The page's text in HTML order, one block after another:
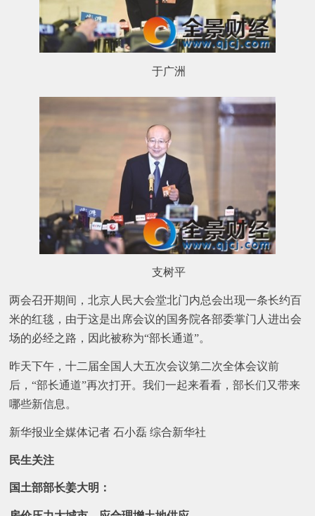
于广洲
支树平
两会召开期间，北京人民大会堂北门内总会出现一条长约百
米的红毯，由于这是出席会议的国务院各部委掌门人进出会
场的必经之路，因此被称为“部长通道”。
昨天下午，十二届全国人大五次会议第二次全体会议前
后，“部长通道”再次打开。我们一起来看看，部长们又带来
哪些新信息。
新华报业全媒体记者 石小磊 综合新华社
民生关注
国土部部长姜大明：